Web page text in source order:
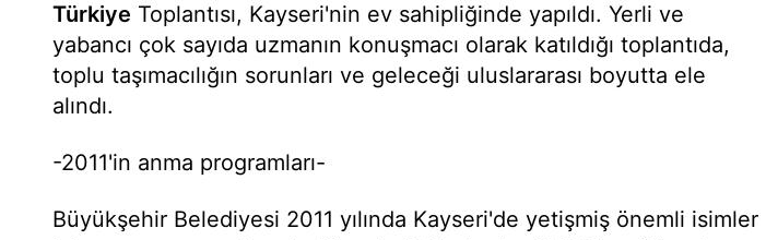
Türkiye Toplantısı, Kayseri'nin ev sahipliğinde yapıldı. Yerli ve
yabancı çok sayıda uzmanın konuşmacı olarak katıldığı toplantıda,
toplu taşımacılığın sorunları ve geleceği uluslararası boyutta ele
alındı.
-2011'in anma programları-
Büyükşehir Belediyesi 2011 yılında Kayseri'de yetişmiş önemli isimler